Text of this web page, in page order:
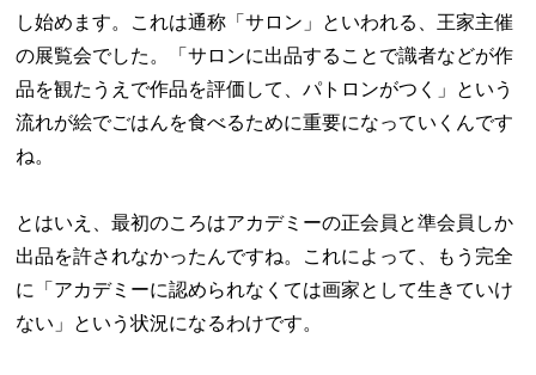
し始めます。これは通称「サロン」といわれる、王家主催
の展覧会でした。「サロンに出品することで識者などが作
品を観たうえで作品を評価して、パトロンがつく」という
流れが絵でごはんを食べるために重要になっていくんです
ね。
とはいえ、最初のころはアカデミーの正会員と準会員しか
出品を許されなかったんですね。これによって、もう完全
に「アカデミーに認められなくては画家として生きていけ
ない」という状況になるわけです。